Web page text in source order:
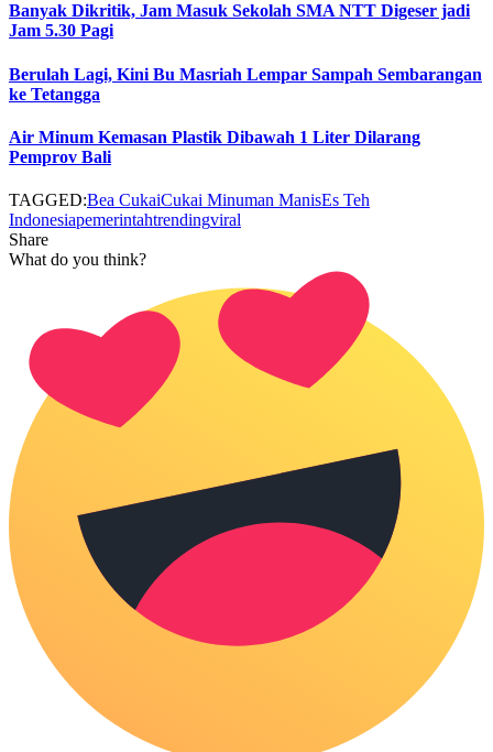
Banyak Dikritik, Jam Masuk Sekolah SMA NTT Digeser jadi
Jam 5.30 Pagi
Berulah Lagi, Kini Bu Masriah Lempar Sampah Sembarangan
ke Tetangga
Air Minum Kemasan Plastik Dibawah 1 Liter Dilarang
Pemprov Bali
TAGGED:Bea CukaiCukai Minuman ManisEs Teh
Indonesiapemerintahtrendingviral
Share
What do you think?